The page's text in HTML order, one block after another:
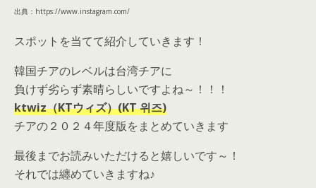
出典：https://www.instagram.com/
スポットを当てて紹介していきます！
韓国チアのレベルは台湾チアに
負けず劣らず素晴らしいですよね～！！！
ktwiz（KTウィズ）(KT 위즈)
チアの２０２４年度版をまとめていきます
最後までお読みいただけると嬉しいです～！
それでは纏めていきますね♪